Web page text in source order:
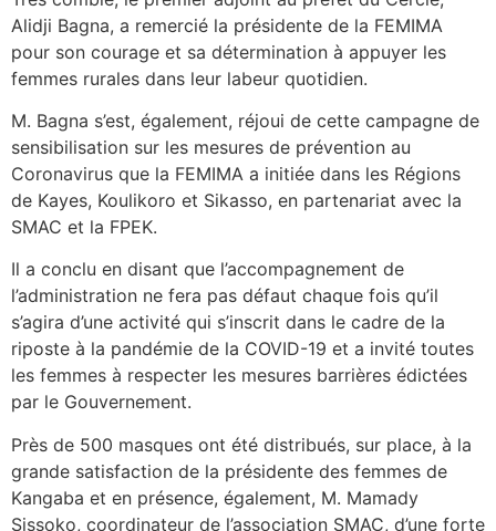
Alidji Bagna, a remercié la présidente de la FEMIMA
pour son courage et sa détermination à appuyer les
femmes rurales dans leur labeur quotidien.
M. Bagna s’est, également, réjoui de cette campagne de
sensibilisation sur les mesures de prévention au
Coronavirus que la FEMIMA a initiée dans les Régions
de Kayes, Koulikoro et Sikasso, en partenariat avec la
SMAC et la FPEK.
Il a conclu en disant que l’accompagnement de
l’administration ne fera pas défaut chaque fois qu’il
s’agira d’une activité qui s’inscrit dans le cadre de la
riposte à la pandémie de la COVID-19 et a invité toutes
les femmes à respecter les mesures barrières édictées
par le Gouvernement.
Près de 500 masques ont été distribués, sur place, à la
grande satisfaction de la présidente des femmes de
Kangaba et en présence, également, M. Mamady
Sissoko, coordinateur de l’association SMAC, d’une forte